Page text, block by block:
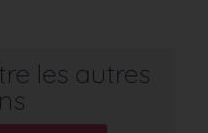
les autres